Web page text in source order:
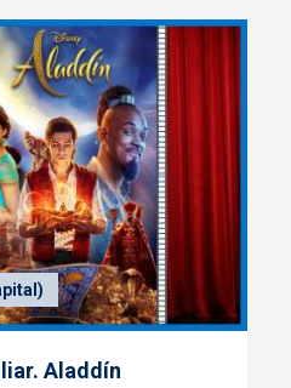
Aladdín